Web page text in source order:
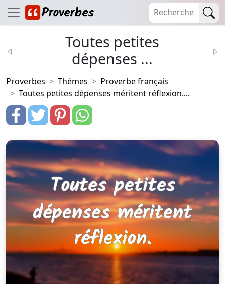
Toutes petites
dépenses ...
Proverbes Thémes
Proverbe français
Toutes petites dépenses méritent réflexion....